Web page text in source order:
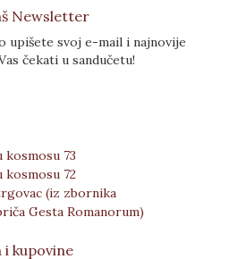
Newsletter
upišete svoj e-mail i najnovije
čekati u sandučetu!
kosmosu 73
kosmosu 72
(iz zbornika
Gesta Romanorum)
i kupovine